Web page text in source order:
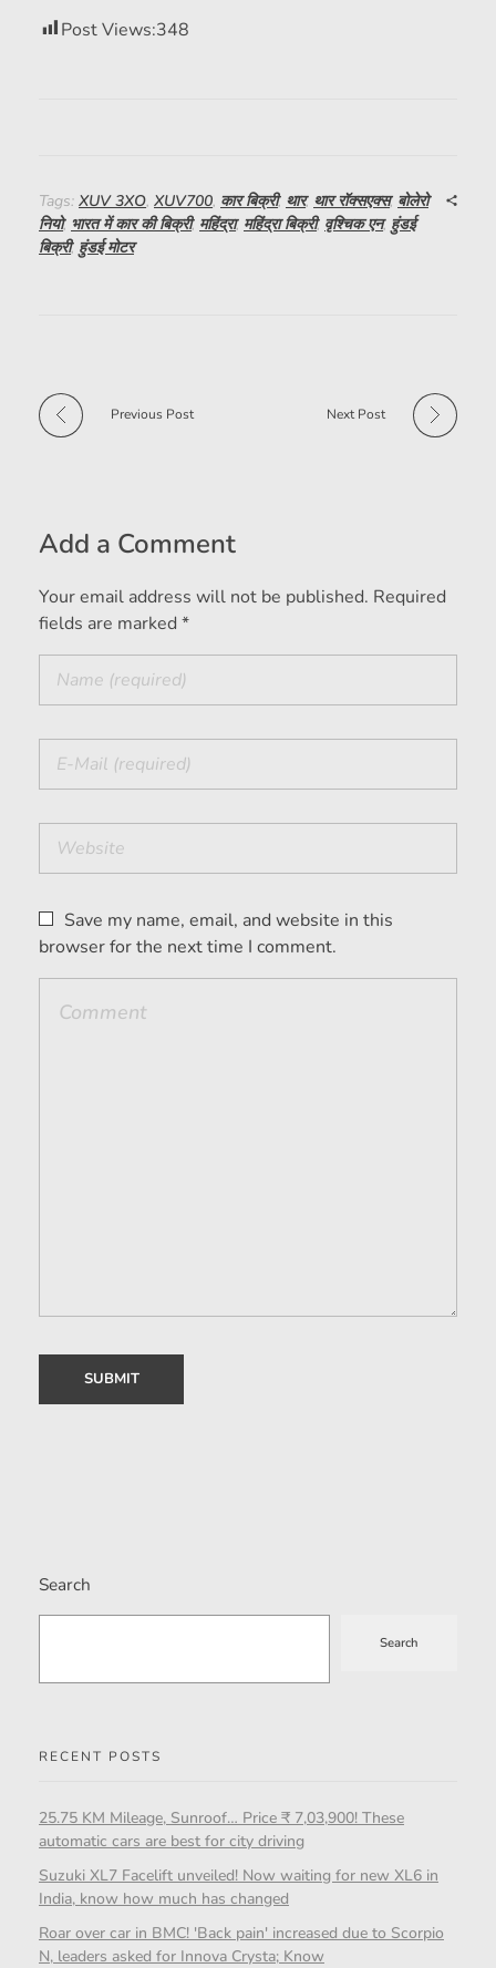
Post Views:348
Tags: XUV 3XO, XUV700, कार बिक्री, थार, थार रॉक्सएक्स, बोलेरो
नियो, भारत में कार की बिक्री, महिंद्रा, महिंद्रा बिक्री, वृश्चिक एन, हुंडई
बिक्री, हुंडई मोटर
Previous Post Next Post
Add a Comment
Your email address will not be published. Required
fields are marked *
Save my name, email, and website in this
browser for the next time I comment.
Search
Search
RECENT POSTS
25.75 KM Mileage, Sunroof… Price ₹ 7,03,900! These
automatic cars are best for city driving
Suzuki XL7 Facelift unveiled! Now waiting for new XL6 in
India, know how much has changed
Roar over car in BMC! 'Back pain' increased due to Scorpio
N, leaders asked for Innova Crysta; Know